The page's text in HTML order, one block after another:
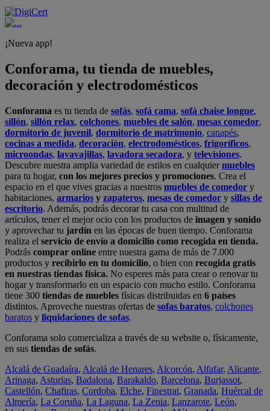
¡Nueva app!
Conforama, tu tienda de muebles,
decoración y electrodomésticos
Conforama es tu tienda de sofás, sofá cama, sofá chaise longue,
sillón, sillón relax, colchones, muebles de salón, mesas comedor,
dormitorio de juvenil, dormitorio de matrimonio, canapés,
cocinas a medida, decoración, electrodomésticos, frigoríficos,
microondas, lavavajillas, lavadora secadora, y televisiones.
Descubre nuestra amplia variedad de estilos en cualquiermuebles
para tu hogar, con los mejores precios y promociones. Crea el
espacio en el que vives gracias a nuestros muebles de comedor y
habitaciones, armarios y zapateros, mesas de comedor y sillas de
escritorio. Además, podrás decorar tu casa con multitud de
artículos, tener el mejor ocio con los productos de imagen y sonido
y aprovechar tu jardín en las épocas de buen tiempo. Conforama
realiza el servicio de envío a domicilio como recogida en tienda.
Podrás comprar online entre nuestra gama de más de 7.000
productos y recibirlo en tu domicilio, o bien con recogida gratis
en nuestras tiendas física. No esperes más para crear o renovar tu
hogar y transformarlo en un espacio con mucho estilo. Conforama
tiene 300 tiendas de muebles físicas distribuidas en 6 países
distintos. Aproveche nuestras ofertas de sofas baratos, colchones
baratos y liquidaciones de sofas.
Conforama solo comercializa a través de su website o, físicamente,
en sus tiendas de sofás.
Alcalá de Guadaíra, Alcalá de Henares, Alcorcón, Alfafar, Alicante,
Arinaga, Asturias, Badalona, Barakaldo, Barcelona, Burjassot,
Castellón, Chafiras, Cordoba, Elche, Finestrat, Granada, Huércal de
Almería, La Coruña, La Laguna, La Zenia, Lanzarote, León,